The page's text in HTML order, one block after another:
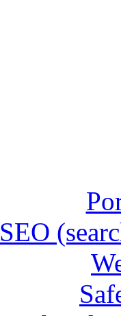
SEO